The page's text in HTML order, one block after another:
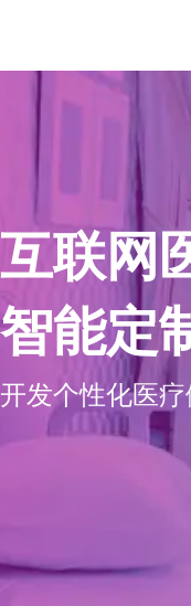
互联网
智能定
开发个性化医